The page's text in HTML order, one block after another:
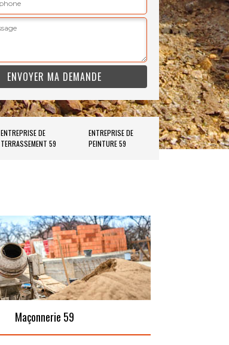
ENTREPRISE DE
TERRASSEMENT 59
ENTREPRISE DE
PEINTURE 59
Maçonnerie 59